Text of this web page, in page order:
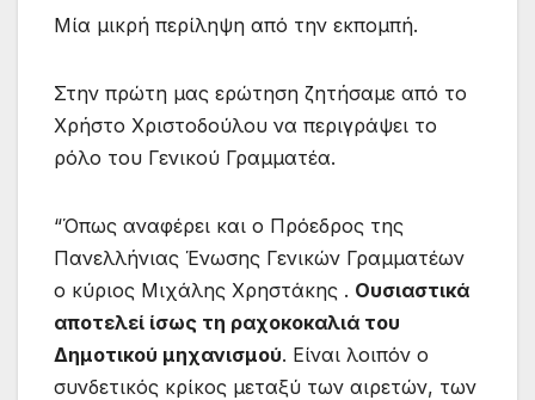
Μία μικρή περίληψη από την εκπομπή.
Στην πρώτη μας ερώτηση ζητήσαμε από το
Χρήστο Χριστοδούλου να περιγράψει το
ρόλο του Γενικού Γραμματέα.
“Όπως αναφέρει και ο Πρόεδρος της
Πανελλήνιας Ένωσης Γενικών Γραμματέων
ο κύριος Μιχάλης Χρηστάκης . Ουσιαστικά
αποτελεί ίσως τη ραχοκοκαλιά του
Δημοτικού μηχανισμού. Είναι λοιπόν ο
συνδετικός κρίκος μεταξύ των αιρετών, των